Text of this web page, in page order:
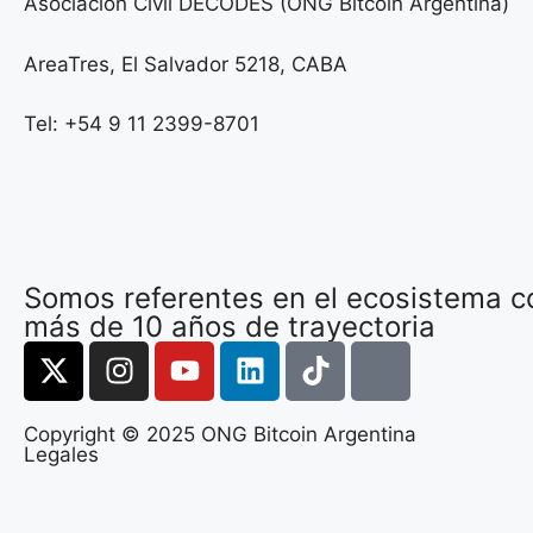
AreaTres, El Salvador 5218, CABA
Tel: +54 9 11 2399-8701
Somos referentes en el ecosistema
más de 10 años de trayectoria
Copyright © 2025 ONG Bitcoin Argentina
Legales